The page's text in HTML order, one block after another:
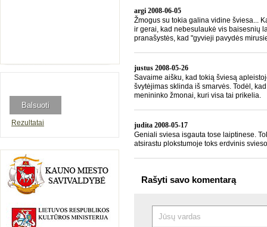
Rezultatai
argi 2008-06-05
Žmogus su tokia galina vidine šviesa...
ir gerai, kad nebesulaukė vis baisesnių
pranašystės, kad "gyvieji pavydės
justus 2008-05-26
Savaime aišku, kad tokią šviesą
švytėjimas sklinda iš smarvės. Todėl,
menininko žmonai, kuri visa tai prikelia.
judita 2008-05-17
Geniali sviesa isgauta tose laiptinese.
atsirastu plokstumoje toks erdvinis
Rašyti savo komentarą